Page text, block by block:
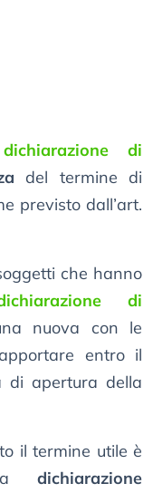
dichiarazione di
del termine di
previsto dall’art.
che hanno
di
nuova con le
entro il
apertura della
il termine utile è
dichiarazione